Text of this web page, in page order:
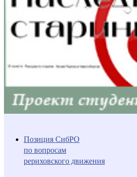
Позиция СибРО
по вопросам
рериховского движения